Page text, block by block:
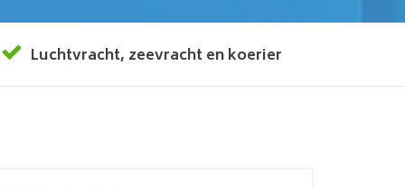
Luchtvracht, zeevracht enkoerier